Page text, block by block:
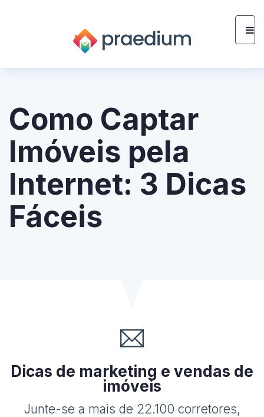
Como Captar
Imóveis pela
Internet: 3 Dicas
Fáceis
Dicas de marketing e vendas de
imóveis
Junte-se a mais de 22.100 corretores,